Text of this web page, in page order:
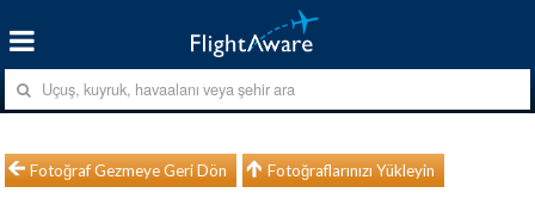
Fotoğraf Gezmeye Geri Dön Fotoğraflarınızı Yükleyin